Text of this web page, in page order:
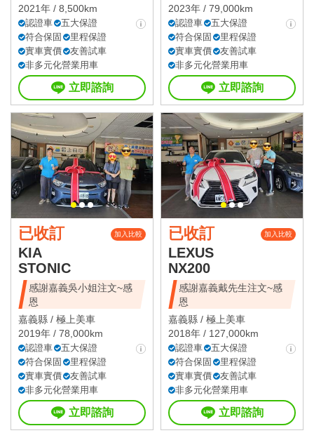
2021年 / 8,500km
認證車
五大保證
符合保固
里程保證
實車實價
友善試車
非多元化營業用車
立即諮詢
2023年 / 79,000km
認證車
五大保證
符合保固
里程保證
實車實價
友善試車
非多元化營業用車
立即諮詢
已收訂 加入比較
KIA
STONIC
感謝嘉義吳小姐注文~感
恩
嘉義縣 / 極上美車
2019年 / 78,000km
認證車
五大保證
符合保固
里程保證
實車實價
友善試車
非多元化營業用車
立即諮詢
已收訂 加入比較
LEXUS
NX200
感謝嘉義戴先生注文~感
恩
嘉義縣 / 極上美車
2018年 / 127,000km
認證車
五大保證
符合保固
里程保證
實車實價
友善試車
非多元化營業用車
立即諮詢